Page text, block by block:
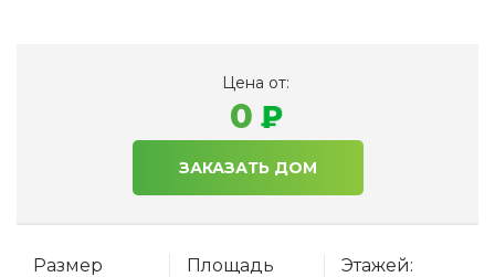
Цена от:
0
ЗАКАЗАТЬ ДОМ
Размер
Площадь
Этажей: